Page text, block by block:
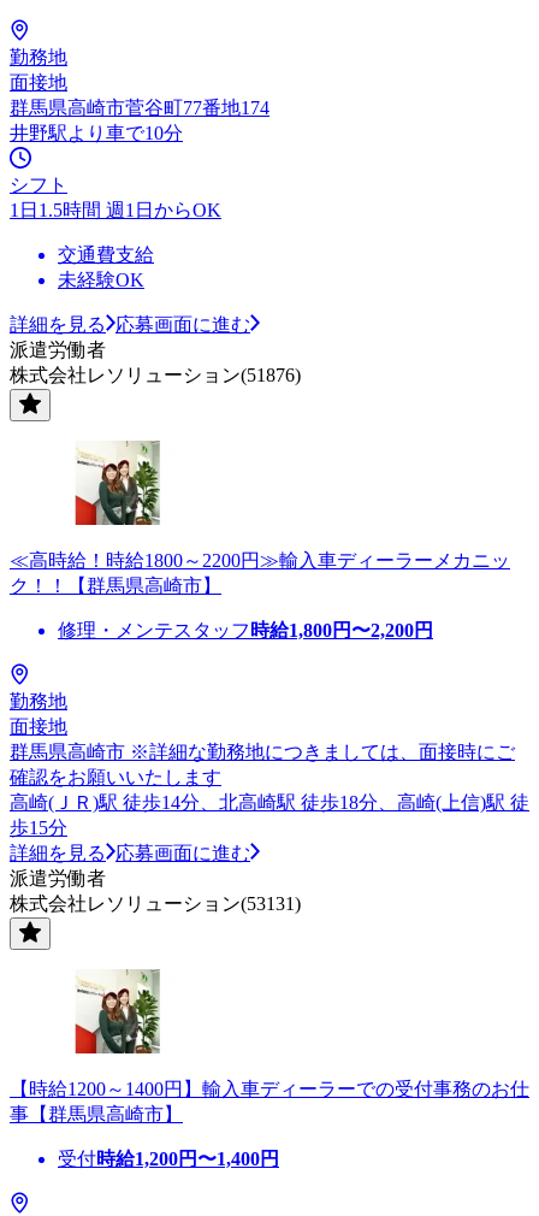
勤務地
面接地
群馬県高崎市菅谷町77番地174
井野駅より車で10分
シフト
1日1.5時間 週1日からOK
交通費支給
未経験OK
詳細を見る
応募画面に進む
派遣労働者
株式会社レソリューション(51876)
≪高時給！時給1800～2200円≫輸入車ディーラーメカニッ
ク！！【群馬県高崎市】
修理・メンテスタッフ 時給1,800円〜2,200円
勤務地
面接地
群馬県高崎市 ※詳細な勤務地につきましては、面接時にご
確認をお願いいたします
高崎(ＪＲ)駅 徒歩14分、北高崎駅 徒歩18分、高崎(上信)駅 徒
歩15分
詳細を見る
応募画面に進む
派遣労働者
株式会社レソリューション(53131)
【時給1200～1400円】輸入車ディーラーでの受付事務のお仕
事【群馬県高崎市】
受付時給1,200円〜1,400円